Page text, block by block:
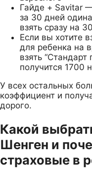
Гайде + Savitar
за 30 дней
взять сразу на
Если вы хотите
для ребенка на
взять “Стандарт
получится 1700
У всех остальных
коэффициент и
дорого.
Какой
Шенген и
страховые в